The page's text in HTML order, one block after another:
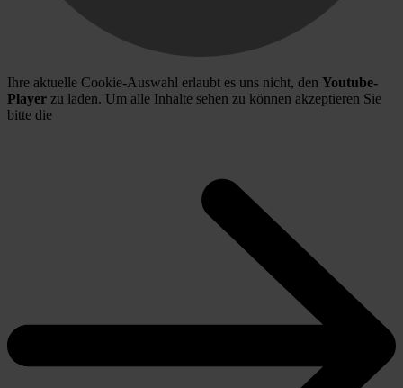
Ihre aktuelle Cookie-Auswahl erlaubt es uns nicht, den Youtube-
Player zu laden. Um alle Inhalte sehen zu können akzeptieren Sie
bitte die